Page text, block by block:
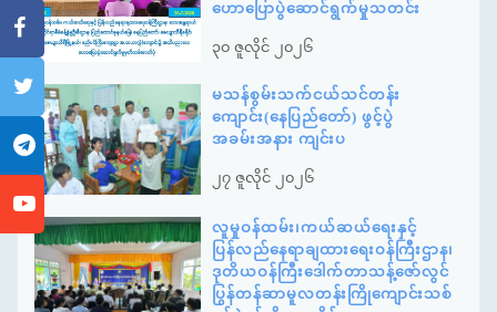
ဟောပြောပွဲဆောင်ရွက်မှုသတင်း
၃၀ ဇူလိုင် ၂၀၂၆
မသန်စွမ်းသက်ငယ်သင်တန်း
ကျောင်း(နေပြည်တော်) ဖွင့်ပွဲ
အခမ်းအနား ကျင်းပ
၂၇ ဇူလိုင် ၂၀၂၆
လူမှုဝန်ထမ်း၊ကယ်ဆယ်ရေးနှင့်
ပြန်လည်နေရာချထားရေးဝန်ကြီးဌာန၊
ဒုတိယဝန်ကြီးဒေါက်တာသန့်ဇော်လွင်
ပြွန်တန်ဆာမူလတန်းကြိုကျောင်းသစ်